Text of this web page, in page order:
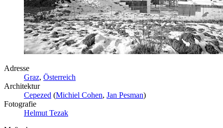
Adresse
Graz, Österreich
Architektur
Cepezed (Michiel Cohen, Jan Pesman)
Fotografie
Helmut Tezak